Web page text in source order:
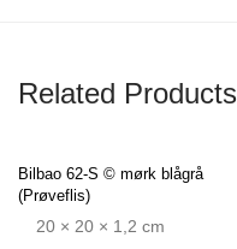
Related Products
Bilbao 62-S © mørk blågrå
(Prøveflis)
20 × 20 × 1,2 cm